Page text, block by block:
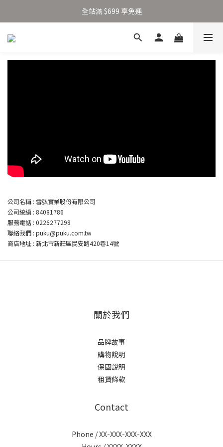
加入新會員得 $100 購物金 👉🏻
全站滿 $699 享免運
加入新會員得 $100 購物金 👉🏻
公司名稱 : 雪弘實業股份有限公司
公司統編 : 84081786
服務電話 : 0226277298
聯絡我們 : puku@puku.com.tw
商店地址 : 新北市新莊區民安路420巷14號
關於我們
品牌故事
購物說明
保固說明
租賃條款
Contact
Phone / XX-XXX-XXX-XXX